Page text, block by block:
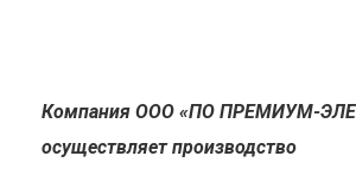
Компания ООО «ПО ПРЕМИУМ-
осуществляет производство